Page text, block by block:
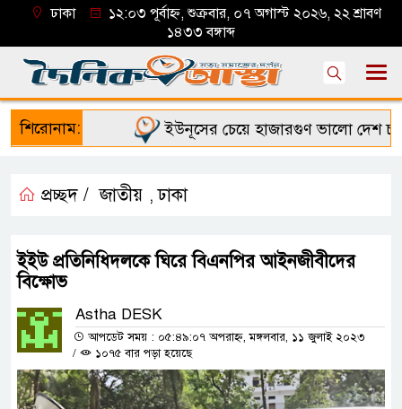
ঢাকা
১২:০৩ পূর্বাহ্ন, শুক্রবার, ০৭ অগাস্ট ২০২৬, ২২ শ্রাবণ
১৪৩৩ বঙ্গাব্দ
শিরোনাম: ইউনূসের চেয়ে হাজারগুণ ভালো দেশ
প্রচ্ছদ / জাতীয় ,ঢাকা
ইইউ প্রতিনিধিদলকে ঘিরে বিএনপির আইনজীবীদের
বিক্ষোভ
Astha DESK
আপডেট সময় : ০৫:৪৯:০৭ অপরাহ্ন, মঙ্গলবার, ১১ জুলাই ২০২৩
/
১০৭৫ বার পড়া হয়েছে